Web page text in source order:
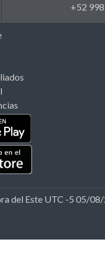
+52
del Este UTC -5 05/